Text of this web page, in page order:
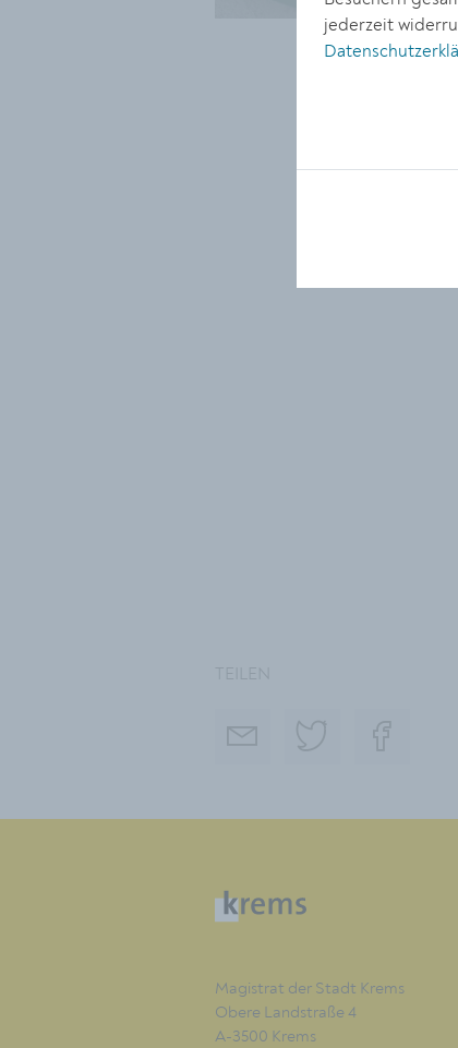
Magistrat der Stadt Krems
Obere Landstraße 4
A-3500 Krems
jederzeit